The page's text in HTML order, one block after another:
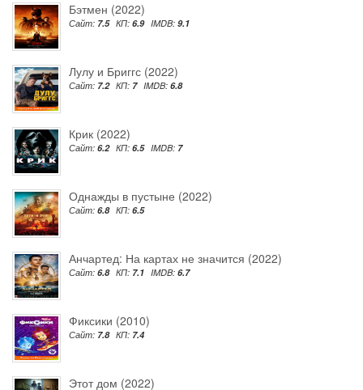
Бэтмен (2022)
Сайт: 7.5 КП: 6.9 IMDB: 9.1
Лулу и Бриггс (2022)
Сайт: 7.2 КП: 7 IMDB: 6.8
Крик (2022)
Сайт: 6.2 КП: 6.5 IMDB: 7
Однажды в пустыне (2022)
Сайт: 6.8 КП: 6.5
Анчартед: На картах не значится (2022)
Сайт: 6.8 КП: 7.1 IMDB: 6.7
Фиксики (2010)
Сайт: 7.8 КП: 7.4
Этот дом (2022)